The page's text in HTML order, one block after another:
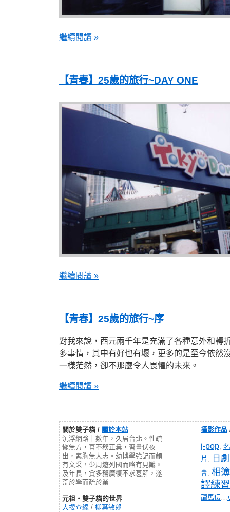
繼續閱讀 »
【青春】25歲的旅行~DAY ONE
繼續閱讀 »
【青春】25歲的旅行~序
對我來說，西元兩千年是充滿了各種意外和轉
多事情，其中有好也有壞，更多的是至今依然
一樣茫然，卻不那麼令人畏懼的未來。
繼續閱讀 »
關於雙子貓 / 關於本站
沉浮網路十數年，久居台北。性疏
懶無方，喜不務正業，習晝伏夜
出，素胸無大志。幼博學強記而頗
有文采，少周遊列國而略有見識。
及年長，貪多務廣復不求甚解，遂
荒於學而疏於業…
元祖‧雙子貓的世界
大搜查線 / 柳葉敏郎
攝影作品
j-pop,
片 , 日劇
會, 相簿
譯練習
龍馬伝…